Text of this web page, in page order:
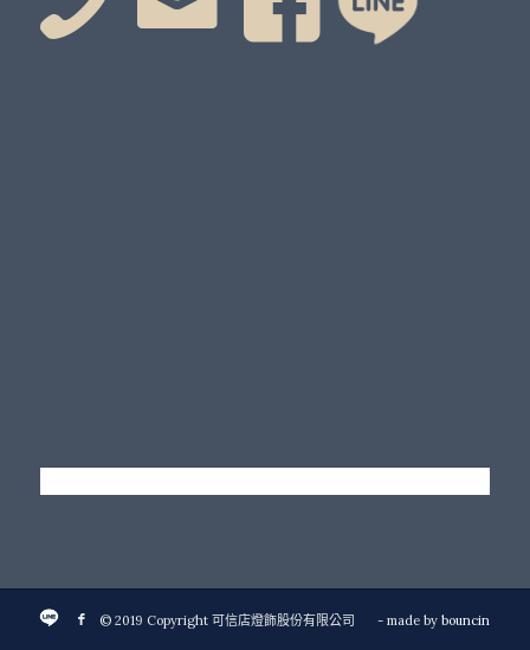
© 2019 Copyright 可信店燈飾股份有限公司 - made bybouncin